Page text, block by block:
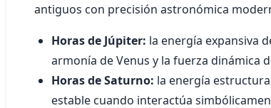
antiguos con precisión astronómica
Horas de Júpiter: la energía expansiva
armonía de Venus y la fuerza dinámica
Horas de Saturno: la energía
estable cuando interactúa